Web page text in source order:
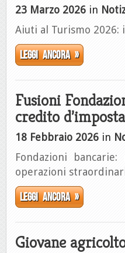
23 Marzo 2026 in
Aiuti al Turismo 2026:
Leggi ancora »
Fusioni
credito d’imposta
18 Febbraio 2026 in
Fondazioni
operazioni
Leggi ancora »
Giovane